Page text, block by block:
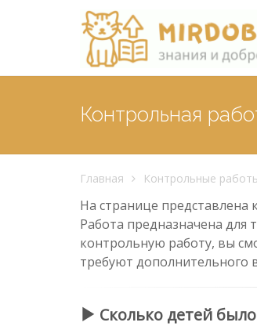
Контрольная
Главная Контрольные
На странице представлена
Работа предназначена для
контрольную работу, вы
требуют дополнительного
Сколько детей